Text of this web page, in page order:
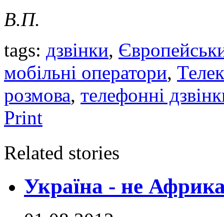
В.П.
tags: дзвінки,
мобільні оператори,
розмова, телефонні
Print
Related stories
Україна - не